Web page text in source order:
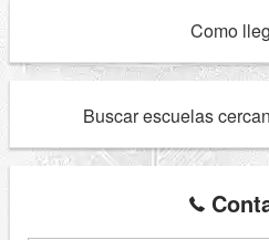
Como
Buscar escuelas